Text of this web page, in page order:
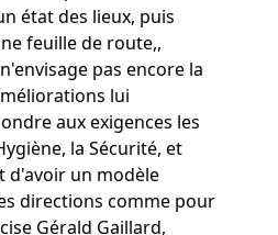
état des lieux, puis
feuille de route,,
pas encore la
lui
aux exigences les
la Sécurité, et
d'avoir un modèle
directions comme pour
Gérald Gaillard,